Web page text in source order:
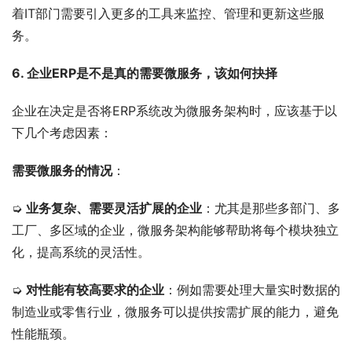
着IT部门需要引入更多的工具来监控、管理和更新这些服
务。
6. 企业ERP是不是真的需要微服务，该如何抉择
企业在决定是否将ERP系统改为微服务架构时，应该基于以
下几个考虑因素：
需要微服务的情况：
➭ 业务复杂、需要灵活扩展的企业 ：尤其是那些多部门、多
工厂、多区域的企业，微服务架构能够帮助将每个模块独立
化，提高系统的灵活性。
➭ 对性能有较高要求的企业 ：例如需要处理大量实时数据的
制造业或零售行业，微服务可以提供按需扩展的能力，避免
性能瓶颈。